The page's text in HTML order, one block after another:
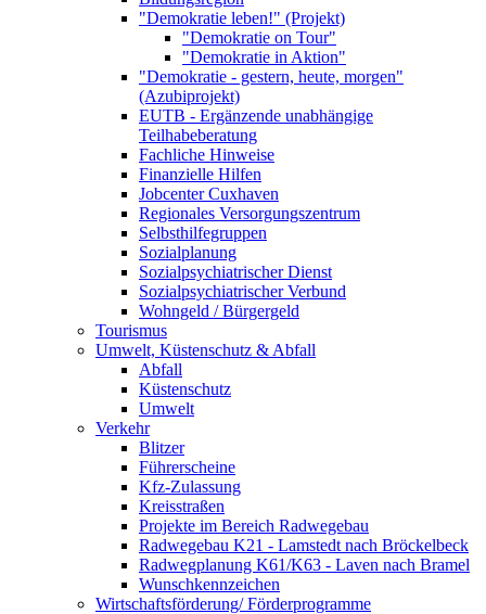
"Demokratie leben!" (Projekt)
"Demokratie on Tour"
"Demokratie in Aktion"
"Demokratie - gestern, heute, morgen"
(Azubiprojekt)
EUTB - Ergänzende unabhängige
Teilhabeberatung
Fachliche Hinweise
Finanzielle Hilfen
Jobcenter Cuxhaven
Regionales Versorgungszentrum
Selbsthilfegruppen
Sozialplanung
Sozialpsychiatrischer Dienst
Sozialpsychiatrischer Verbund
Wohngeld / Bürgergeld
Tourismus
Umwelt, Küstenschutz & Abfall
Abfall
Küstenschutz
Umwelt
Verkehr
Blitzer
Führerscheine
Kfz-Zulassung
Kreisstraßen
Projekte im Bereich Radwegebau
Radwegebau K21 - Lamstedt nach Bröckelbeck
Radwegplanung K61/K63 - Laven nach Bramel
Wunschkennzeichen
Wirtschaftsförderung/ Förderprogramme